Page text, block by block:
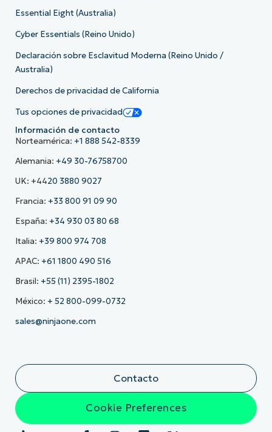
Essential Eight (Australia)
Cyber Essentials (Reino Unido)
Declaración sobre Esclavitud Moderna (Reino Unido /
Australia)
Derechos de privacidad de California
Tus opciones de privacidad
Información de contacto
Norteamérica: +1 888 542-8339
Alemania: +49 30-76758700
UK: +4420 3880 9027
Francia: +33 800 91 09 90
España: +34 930 03 80 68
Italia: +39 800 974 708
APAC: +61 1800 490 516
Brasil: +55 (11) 2395-1802
México: + 52 800-099-0732
sales@ninjaone.com
Contacto
Cookie Preferences